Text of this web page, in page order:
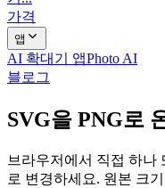
가격
앱
AI 확대기 앱Photo AI
블로그
SVG을 PNG로
브라우저에서 직접 하나
로 변경하세요. 원본 크